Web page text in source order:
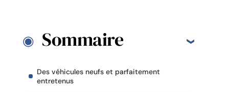
Sommaire
Des véhicules neufs et parfaitement
entretenus